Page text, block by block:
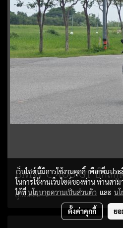
BMW C 400 GT บิ๊กสกู๊
ดูเพิ่มเติม
เว็บไซต์นี้มีการใช้งานคุกกี้ เพื่อเพิ่มป
ในการใช้งานเว็บไซต์ของท่าน ท่านสา
ได้ที่นโยบายความเป็นส่วนตัว และ น
ตั้งค่าคุกกี้ ย